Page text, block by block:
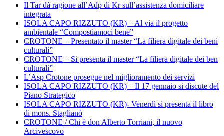
Il Tar dà ragione all’Adp di Kr sull’assistenza domiciliare
integrata
ISOLA CAPO RIZZUTO (KR) – Al via il progetto
ambientale “Compostiamoci bene”
CROTONE – Presentato il master “La filiera digitale dei beni
culturali”
CROTONE – Si presenta il master “La filiera digitale dei ben
culturali”
L’Asp Crotone prosegue nel miglioramento dei servizi
ISOLA CAPO RIZZUTO (KR) – Il 17 gennaio si discute del
Piano Strategico
ISOLA CAPO RIZZUTO (KR)- Venerdì si presenta il libro
di mons. Staglianò
CROTONE / Chi è don Alberto Torriani, il nuovo
Arcivescovo